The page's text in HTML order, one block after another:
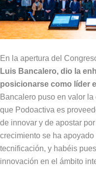
En la apertura del
Luis Bancalero, dio la
posicionarse como líder
Bancalero puso en valor
que Podoactiva es
de innovar y de apostar
crecimiento se ha
tecnificación, y habéis
innovación en el ámbito